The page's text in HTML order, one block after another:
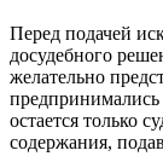
Перед подачей
досудебного
желательно
предпринимались
остается только
содержания,